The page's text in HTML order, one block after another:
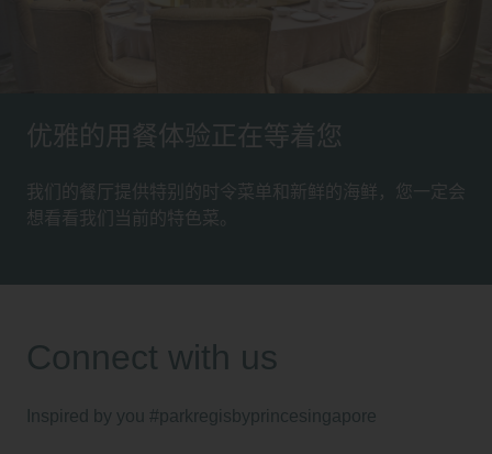
优雅的用餐体验正在等着您
我们的餐厅提供特别的时令菜单和新鲜的海鲜，您一定会
想看看我们当前的特色菜。
Connect with us
Inspired by you #parkregisbyprincesingapore